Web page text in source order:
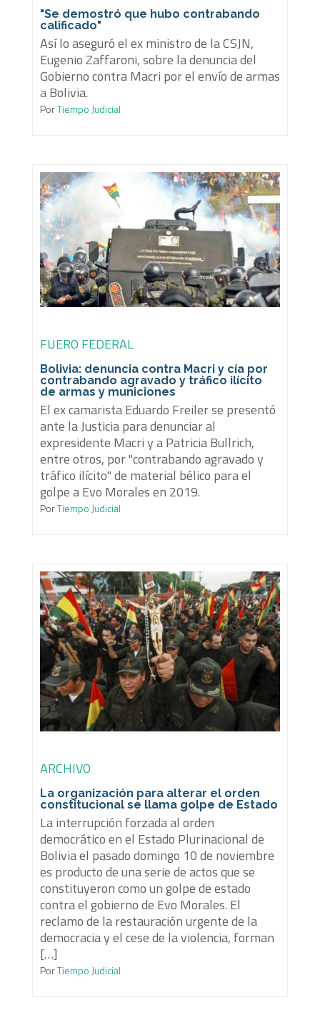
"Se demostró que hubo contrabando
calificado"
Así lo aseguró el ex ministro de la CSJN,
Eugenio Zaffaroni, sobre la denuncia del
Gobierno contra Macri por el envío de armas
a Bolivia.
PorTiempo Judicial
FUERO FEDERAL
Bolivia: denuncia contra Macri y cía por
contrabando agravado y tráfico ilícito
de armas y municiones
El ex camarista Eduardo Freiler se presentó
ante la Justicia para denunciar al
expresidente Macri y a Patricia Bullrich,
entre otros, por "contrabando agravado y
tráfico ilícito" de material bélico para el
golpe a Evo Morales en 2019.
PorTiempo Judicial
ARCHIVO
La organización para alterar el orden
constitucional se llama golpe de Estado
La interrupción forzada al orden
democrático en el Estado Plurinacional de
Bolivia el pasado domingo 10 de noviembre
es producto de una serie de actos que se
constituyeron como un golpe de estado
contra el gobierno de Evo Morales. El
reclamo de la restauración urgente de la
democracia y el cese de la violencia, forman
[…]
PorTiempo Judicial